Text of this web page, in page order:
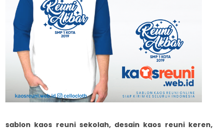
sablon kaos reuni sekolah, desain kaos reuni keren,